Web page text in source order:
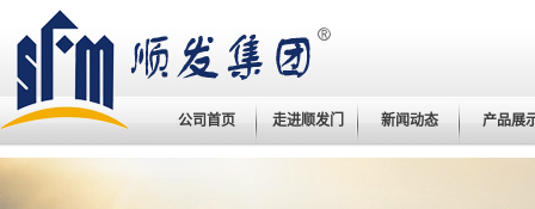
公司首页 走进顺发门 新闻动态 产品展